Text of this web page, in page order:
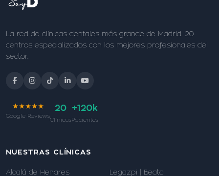
La red de clínicas dentales más grande de Madrid. 20
centros especializados con los mejores profesionales del
sector.
★★★★★
Google Reviews
20
Clínicas
+120k
Pacientes
NUESTRAS CLÍNICAS
Alcalá de Henares Legazpi | Beata